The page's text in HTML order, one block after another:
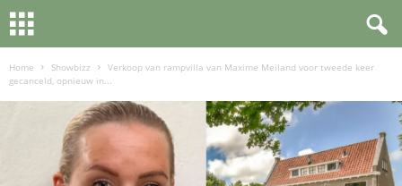
Home Showbizz
Verkoop van rampvilla van Maxime Meiland voor tweede keer
gecanceld, opnieuw in...